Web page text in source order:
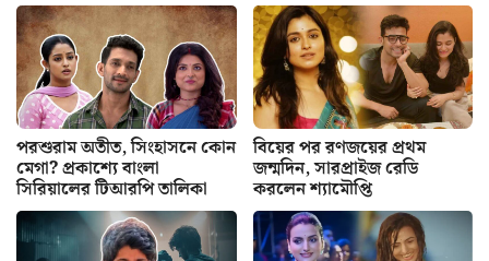
পরশুরাম অতীত, সিংহাসনে কোন
মেগা? প্রকাশ্যে বাংলা
সিরিয়ালের টিআরপি তালিকা
বিয়ের পর রণজয়ের প্রথম
জন্মদিন, সারপ্রাইজ রেডি
করলেন শ্যামৌপ্তি